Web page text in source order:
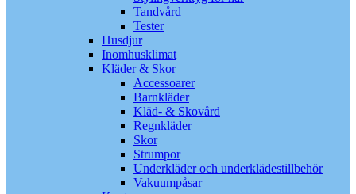
Tandvård
Tester
Husdjur
Inomhusklimat
Kläder & Skor
Accessoarer
Barnkläder
Kläd- & Skovård
Regnkläder
Skor
Strumpor
Underkläder och underklädestillbehör
Vakuumpåsar